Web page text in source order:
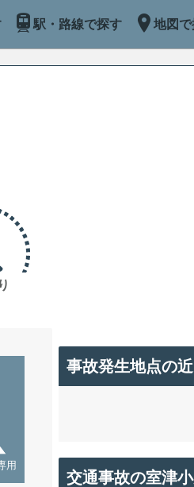
駅・路線で探す 地図
用
事故発生地点の
交通事故の室津